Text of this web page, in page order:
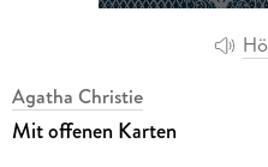
Agatha Christie
Mit offenen Karten